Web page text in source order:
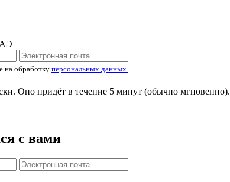
на обработкуперсональных данных.
Оно придёт в течение 5 минут (обычно мгновенно).
с вами